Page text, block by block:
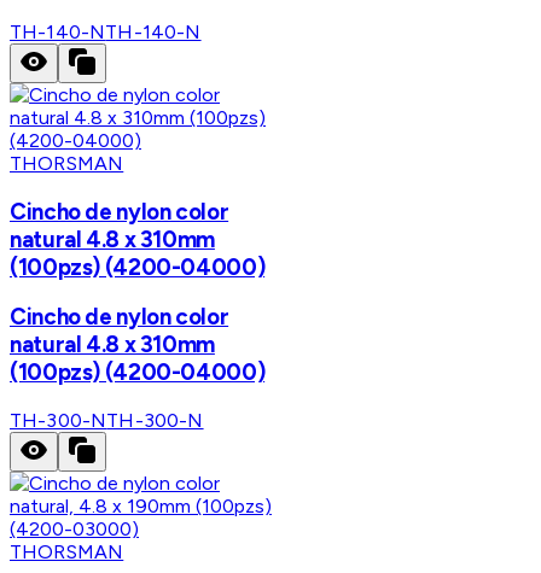
TH-140-NTH-140-N
THORSMAN
Cincho de nylon color
natural 4.8 x 310mm
(100pzs) (4200-04000)
Cincho de nylon color
natural 4.8 x 310mm
(100pzs) (4200-04000)
TH-300-NTH-300-N
THORSMAN